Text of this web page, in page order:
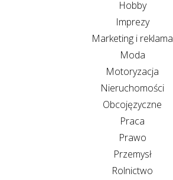
Hobby
Imprezy
Marketing i reklama
Moda
Motoryzacja
Nieruchomości
Obcojęzyczne
Praca
Prawo
Przemysł
Rolnictwo